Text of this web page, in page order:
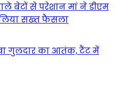
बेटों से परेशान मां ने डीएम
सख्त फैसला
गुलदार का आतंक, टैंट में